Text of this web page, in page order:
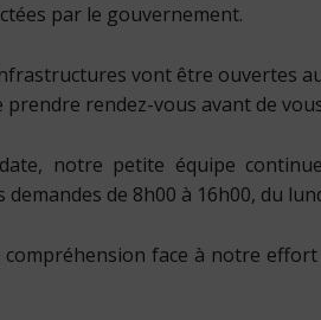
par le gouvernement.
vont être ouvertes
prendre rendez-vous avant de
date, notre petite équipe
demandes de 8h00 à 16h00, du
compréhension face à notre